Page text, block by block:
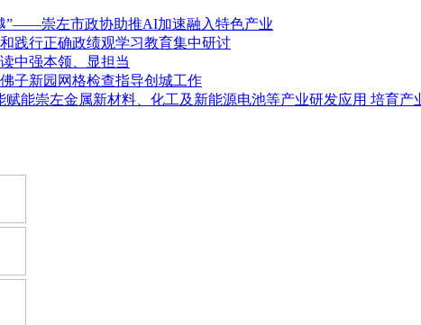
”——崇左市政协助推AI加速融入特色产业
践行正确政绩观学习教育集中研讨
中强本领、显担当
子新园网格检查指导创城工作
赋能崇左金属新材料、化工及新能源电池等产业研发应用 培育产